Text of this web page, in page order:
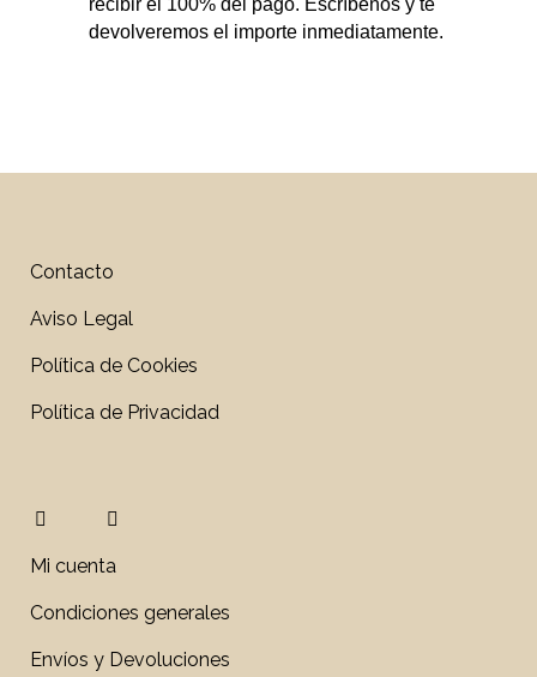
recibir el 100% del pago. Escríbenos y te
devolveremos el importe inmediatamente.
Contacto
Aviso Legal
Política de Cookies
Política de Privacidad
Mi cuenta
Condiciones generales
Envíos y Devoluciones